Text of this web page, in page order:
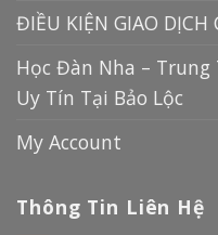
ĐIỀU KIỆN GIAO DỊCH
Học Đàn Nha – Trung
Uy Tín Tại Bảo Lộc
My Account
Thông Tin Liên Hệ